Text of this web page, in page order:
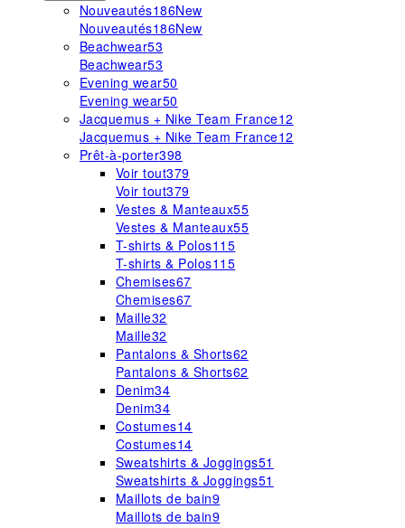
Nouveautés186New
Nouveautés186New
Beachwear53
Beachwear53
Evening wear50
Evening wear50
Jacquemus + Nike Team France12
Jacquemus + Nike Team France12
Prêt-à-porter398
Voir tout379
Voir tout379
Vestes & Manteaux55
Vestes & Manteaux55
T-shirts & Polos115
T-shirts & Polos115
Chemises67
Chemises67
Maille32
Maille32
Pantalons & Shorts62
Pantalons & Shorts62
Denim34
Denim34
Costumes14
Costumes14
Sweatshirts & Joggings51
Sweatshirts & Joggings51
Maillots de bain9
Maillots de bain9